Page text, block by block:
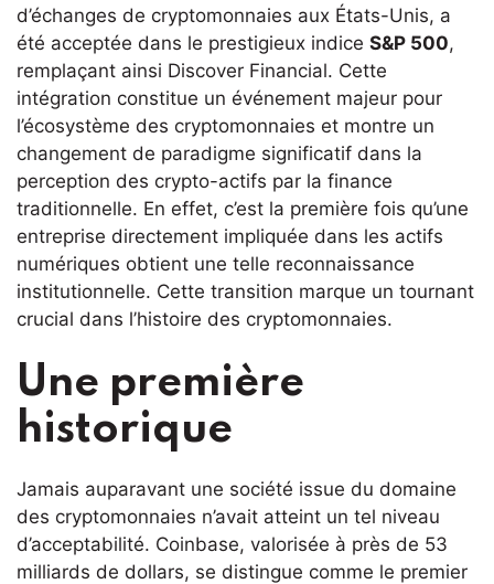
d’échanges de cryptomonnaies aux États-Unis, a
été acceptée dans le prestigieux indice S&P 500,
remplaçant ainsi Discover Financial. Cette
intégration constitue un événement majeur pour
l’écosystème des cryptomonnaies et montre un
changement de paradigme significatif dans la
perception des crypto-actifs par la finance
traditionnelle. En effet, c’est la première fois qu’une
entreprise directement impliquée dans les actifs
numériques obtient une telle reconnaissance
institutionnelle. Cette transition marque un tournant
crucial dans l’histoire des cryptomonnaies.
Une première
historique
Jamais auparavant une société issue du domaine
des cryptomonnaies n’avait atteint un tel niveau
d’acceptabilité. Coinbase, valorisée à près de 53
milliards de dollars, se distingue comme le premier